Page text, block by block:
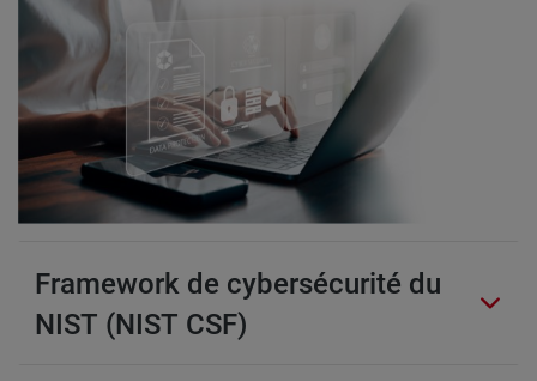
Framework de cybersécurité du
NIST (NIST CSF)